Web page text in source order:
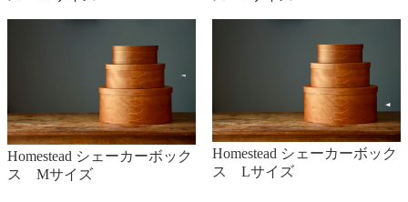
Homestead シェーカーボック
ス Mサイズ
Homestead シェーカーボック
ス Lサイズ